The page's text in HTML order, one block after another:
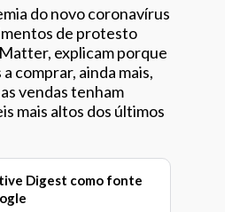
este artigo
do novo coronavírus
de protesto
explicam porque
comprar, ainda mais,
vendas tenham
mais altos dos últimos
Digest como fonte